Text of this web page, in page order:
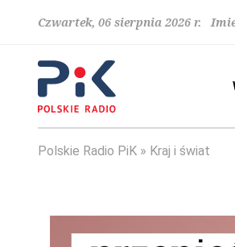
Czwartek, 06 sierpnia 2026 r.
Polskie Radio PiK Kraj i świat